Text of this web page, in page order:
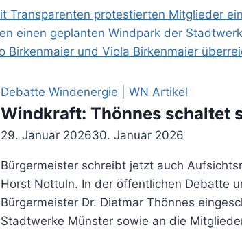
eindeutige
Rechtslage
(03.02.2026)
Debatte Windenergie WN Artikel
Windkraft: Thönnes schaltet
29. Januar 202630. Januar 2026
Bürgermeister schreibt jetzt auch
Horst Nottuln. In der öffentlichen Debatte
Bürgermeister Dr. Dietmar Thönnes
Stadtwerke Münster sowie an die